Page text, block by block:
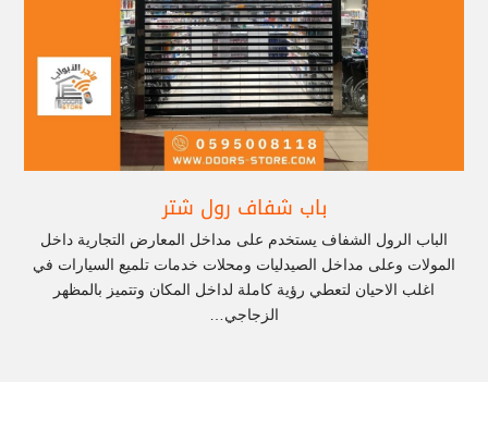
باب شفاف رول شتر
الباب الرول الشفاف يستخدم على مداخل المعارض التجارية داخل
المولات وعلى مداخل الصيدليات ومحلات خدمات تلميع السيارات في
اغلب الاحيان لتعطي رؤية كاملة لداخل المكان وتتميز بالمظهر
الزجاجي…